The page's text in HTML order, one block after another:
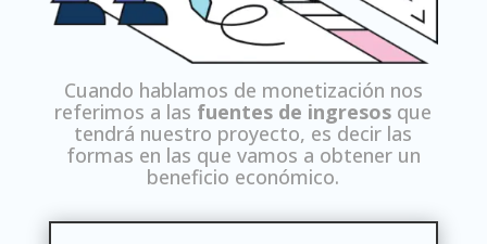
Cuando hablamos de monetización nos
referimos a las fuentes de ingresos que
tendrá nuestro proyecto, es decir las
formas en las que vamos a obtener un
beneficio económico.